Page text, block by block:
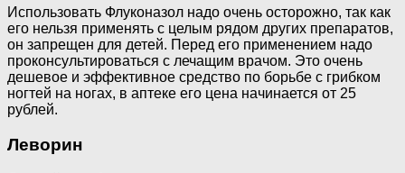
Использовать Флуконазол надо очень осторожно, так как
его нельзя применять с целым рядом других препаратов,
он запрещен для детей. Перед его применением надо
проконсультироваться с лечащим врачом. Это очень
дешевое и эффективное средство по борьбе с грибком
ногтей на ногах, в аптеке его цена начинается от 25
рублей.
Леворин